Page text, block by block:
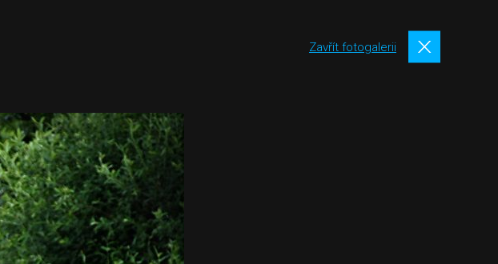
Zavřít fotogalerii